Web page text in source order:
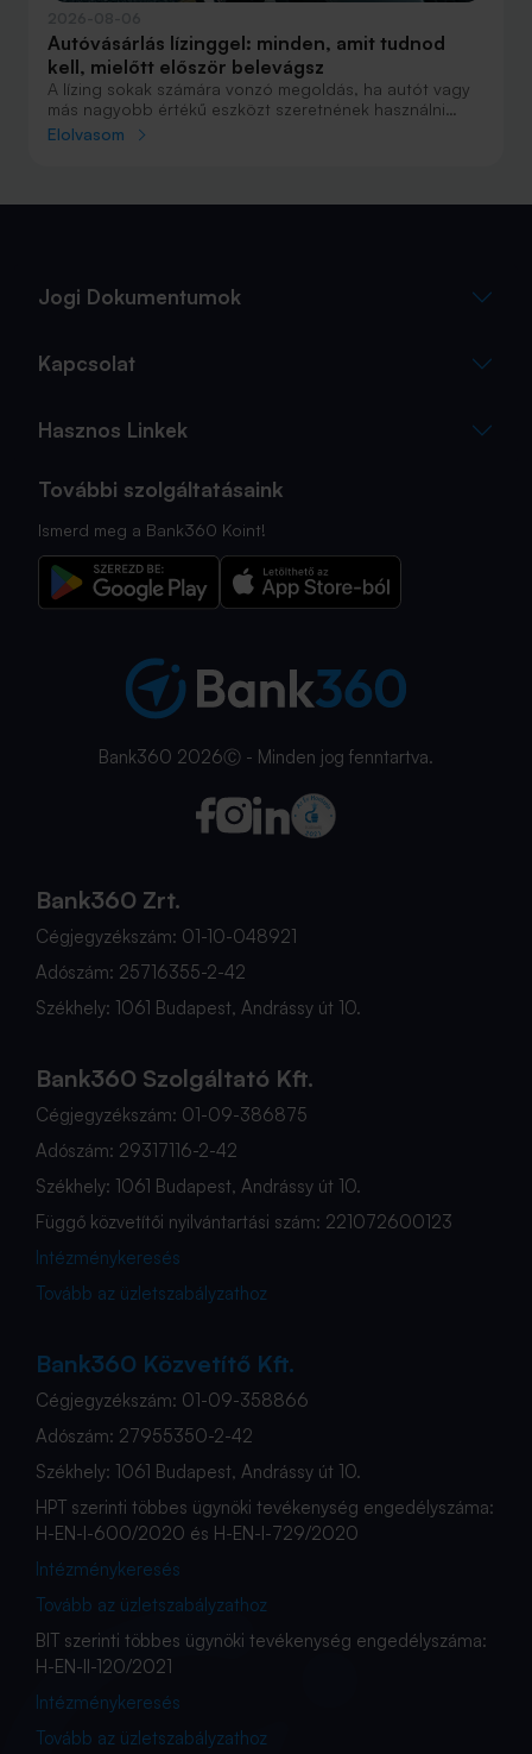
Autóvásárlás lízinggel: minden, amit tudnod
kell, mielőtt először belevágsz
A lízing sokak számára vonzó megoldás, ha autót vagy
más nagyobb értékű eszközt szeretnének használni
anélkül, hogy azt egy összegben ki kellene fizetniük.
Elolvasom
Jogi Dokumentumok
Kapcsolat
Hasznos Linkek
További szolgáltatásaink
Ismerd meg a Bank360 Koint!
Bank360 2026Ⓒ - Minden jog fenntartva.
Bank360 Zrt.
Cégjegyzékszám: 01-10-048921
Adószám: 25716355-2-42
Székhely: 1061 Budapest, Andrássy út 10.
Bank360 Szolgáltató Kft.
Cégjegyzékszám: 01-09-386875
Adószám: 29317116-2-42
Székhely: 1061 Budapest, Andrássy út 10.
Függő közvetítői nyilvántartási szám: 221072600123
Intézménykeresés
Tovább az üzletszabályzathoz
Bank360 Közvetítő Kft.
Cégjegyzékszám: 01-09-358866
Adószám: 27955350-2-42
Székhely: 1061 Budapest, Andrássy út 10.
HPT szerinti többes ügynöki tevékenység engedélyszáma:
H-EN-I-600/2020 és H-EN-I-729/2020
Intézménykeresés
Tovább az üzletszabályzathoz
BIT szerinti többes ügynöki tevékenység engedélyszáma:
H-EN-II-120/2021
Intézménykeresés
Tovább az üzletszabályzathoz